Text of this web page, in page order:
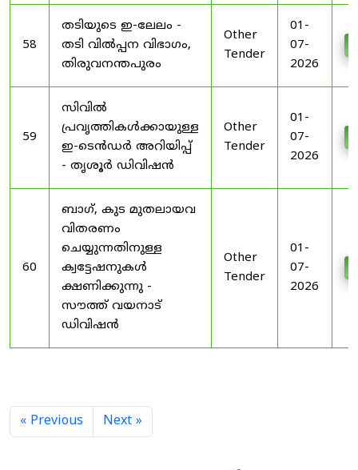
58
തടിയുടെ ഇ-ലേലം -
തടി വിൽപ്പന വിഭാഗം,
തിരുവനന്തപുരം
Other
Tender
01-
07-
2026
59
സിവിൽ
പ്രവൃത്തികൾക്കായുള്ള
ഇ-ടെൻഡർ അറിയിപ്പ്
- തൃശൂർ ഡിവിഷൻ
Other
Tender
01-
07-
2026
60
ബാഗ്, കുട മുതലായവ
വിതരണം
ചെയ്യുന്നതിനുള്ള
ക്വട്ടേഷനുകൾ
ക്ഷണിക്കുന്നു -
സൗത്ത് വയനാട്
ഡിവിഷൻ
Other
Tender
01-
07-
2026
« Previous Next »